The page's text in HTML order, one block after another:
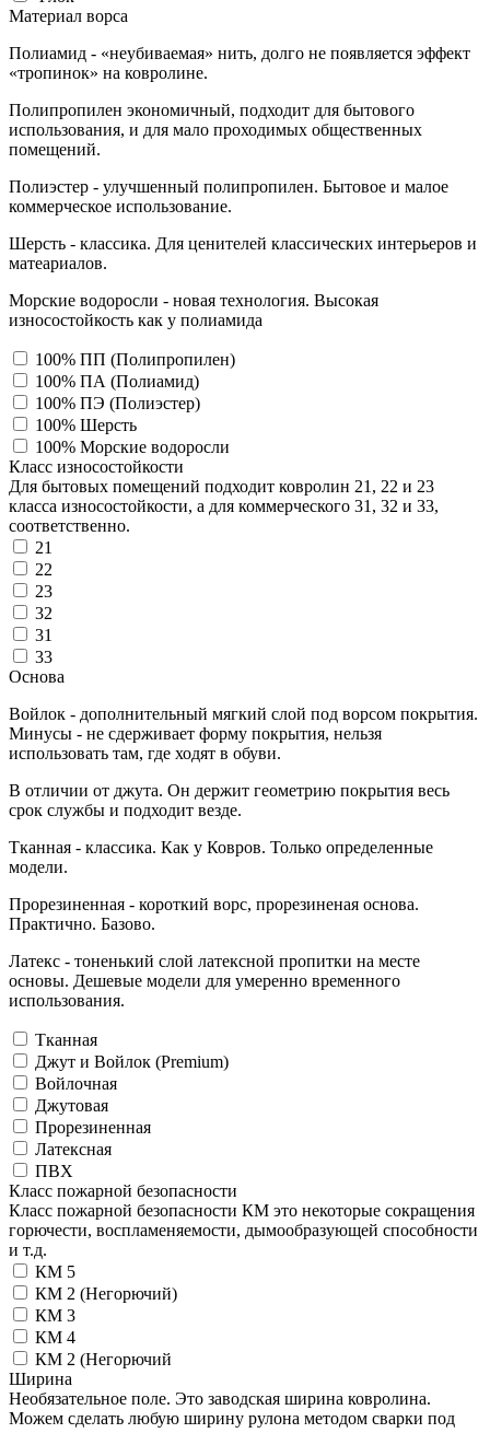
Материал ворса
Полиамид - «неубиваемая» нить, долго не появляется эффект
«тропинок» на ковролине.
Полипропилен экономичный, подходит для бытового
использования, и для мало проходимых общественных
помещений.
Полиэстер - улучшенный полипропилен. Бытовое и малое
коммерческое использование.
Шерсть - классика. Для ценителей классических интерьеров и
матеариалов.
Морские водоросли - новая технология. Высокая
износостойкость как у полиамида
100% ПП (Полипропилен)
100% ПА (Полиамид)
100% ПЭ (Полиэстер)
100% Шерсть
100% Морские водоросли
Класс износостойкости
Для бытовых помещений подходит ковролин 21, 22 и 23
класса износостойкости, а для коммерческого 31, 32 и 33,
соответственно.
21
22
23
32
31
33
Основа
Войлок - дополнительный мягкий слой под ворсом покрытия.
Минусы - не сдерживает форму покрытия, нельзя
использовать там, где ходят в обуви.
В отличии от джута. Он держит геометрию покрытия весь
срок службы и подходит везде.
Тканная - классика. Как у Ковров. Только определенные
модели.
Прорезиненная - короткий ворс, прорезиненая основа.
Практично. Базово.
Латекс - тоненький слой латексной пропитки на месте
основы. Дешевые модели для умеренно временного
использования.
Тканная
Джут и Войлок (Premium)
Войлочная
Джутовая
Прорезиненная
Латексная
ПВХ
Класс пожарной безопасности
Класс пожарной безопасности КМ это некоторые сокращения
горючести, воспламеняемости, дымообразующей способности
и т.д.
КМ 5
КМ 2 (Негорючий)
КМ 3
КМ 4
КМ 2 (Негорючий
Ширина
Необязательное поле. Это заводская ширина ковролина.
Можем сделать любую ширину рулона методом сварки под